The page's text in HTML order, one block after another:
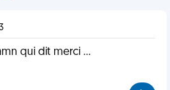
qui dit merci ...